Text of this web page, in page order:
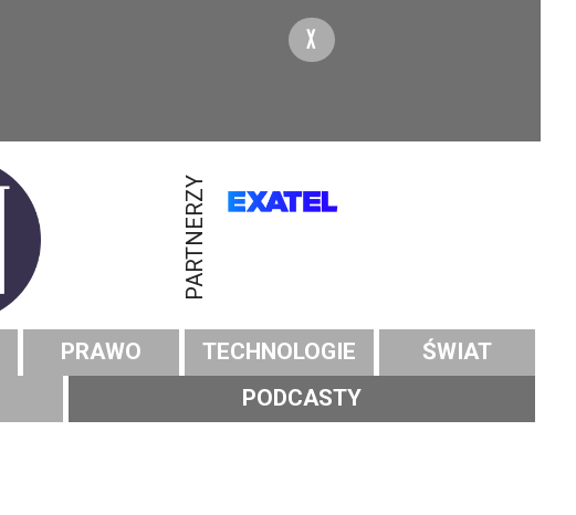
X
PARTNERZY
PRAWO TECHNOLOGIE
ŚWIAT
PODCASTY